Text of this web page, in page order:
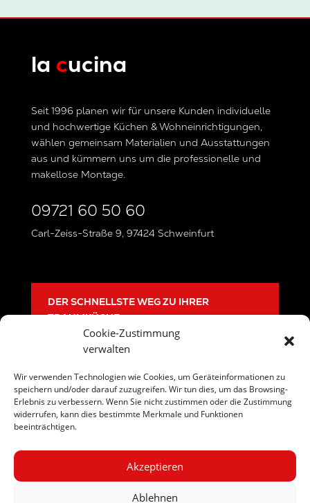
Cookie-Zustimmung
verwalten
Wir verwenden Technologien wie Cookies, um Geräteinformationen zu
speichern und/oder darauf zuzugreifen. Wir tun dies, um das Browsing-
Erlebnis zu verbessern. Wenn Sie nicht zustimmen oder die Zustimmung
widerrufen, kann dies bestimmte Merkmale und Funktionen
beeinträchtigen.
Akzeptieren
Ablehnen
la cucina
Seit 1996 planen wir für unsere Kunden individuelle
und hochwertige Küchen & Wohneinrichtigungen,
wählen gemeinsam Materialien und Ausstattungen
aus und kümmern uns um die professionelle und
makellose Montage.
09721 60 50 60
Carl-Zeiss-Straße 9, 97424 Schweinfurt
DER SCHNELLSTE WEG ZU IHRER
TRAUMKÜCHE
Impressum/Datenschutz